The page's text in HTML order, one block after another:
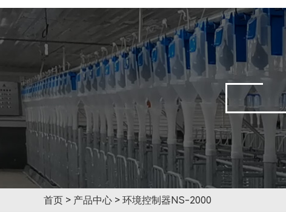
首页 > 产品中心 > 环境控制器NS-2000